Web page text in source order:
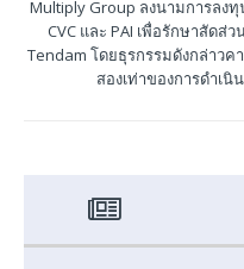
Multiply Group ลงนามการล
CVC และ PAI เพื่อรักษาสัดส่
Tendam โดยธุรกรรมดังกล่าวคา
สองเท่าของการดำเ